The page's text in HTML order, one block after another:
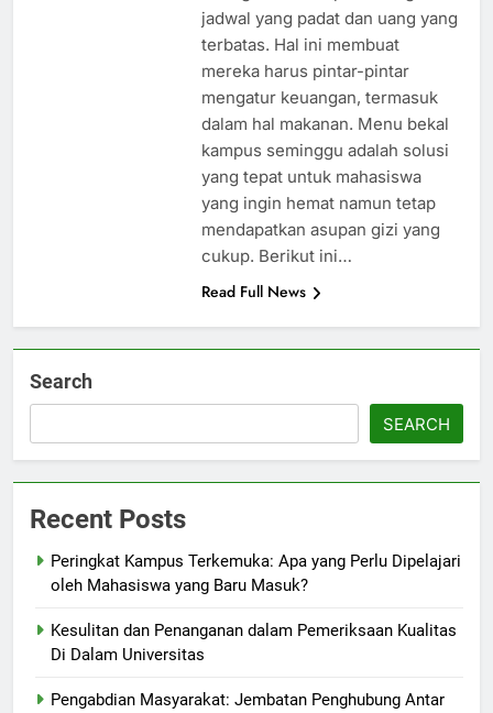
jadwal yang padat dan uang yang
terbatas. Hal ini membuat
mereka harus pintar-pintar
mengatur keuangan, termasuk
dalam hal makanan. Menu bekal
kampus seminggu adalah solusi
yang tepat untuk mahasiswa
yang ingin hemat namun tetap
mendapatkan asupan gizi yang
cukup. Berikut ini…
Read Full News
Search
SEARCH
Recent Posts
Peringkat Kampus Terkemuka: Apa yang Perlu Dipelajari
oleh Mahasiswa yang Baru Masuk?
Kesulitan dan Penanganan dalam Pemeriksaan Kualitas
Di Dalam Universitas
Pengabdian Masyarakat: Jembatan Penghubung Antar